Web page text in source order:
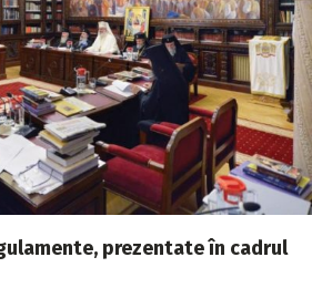
prezentate în cadrul